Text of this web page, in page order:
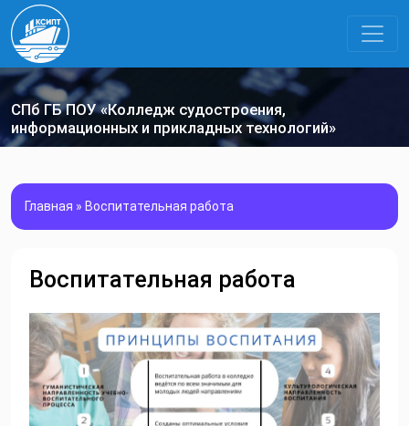
СПб ГБ ПОУ «Колледж судостроения,
информационных и прикладных технологий»
Главная » Воспитательная работа
Воспитательная работа